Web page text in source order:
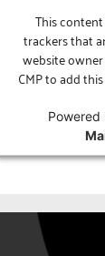
This
trackers that
website
CMP to add